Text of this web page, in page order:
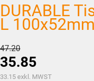
DURABLE
L
47.20Ursprünglicher
Preis
war:
35.85
Aktueller
33.15 exkl. MWST